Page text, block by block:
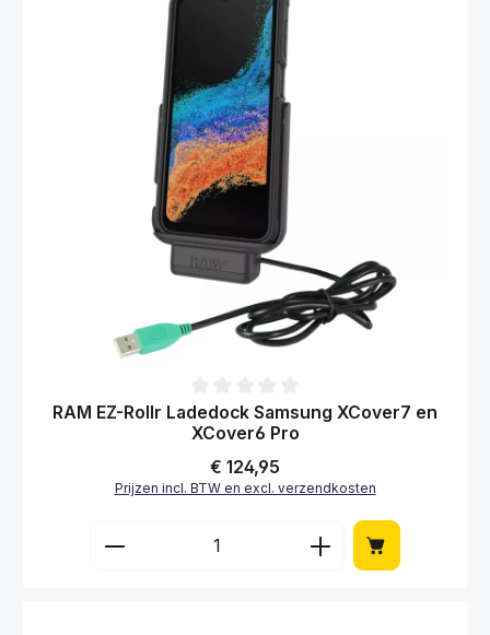
Gemiddelde waardering van 0 van 5 sterren
RAM EZ-Rollr Ladedock Samsung XCover7 en
XCover6 Pro
Normale prijs:
€ 124,95
Prijzen incl. BTW en excl. verzendkosten
Producthoeveelheid: Voer de gewenste